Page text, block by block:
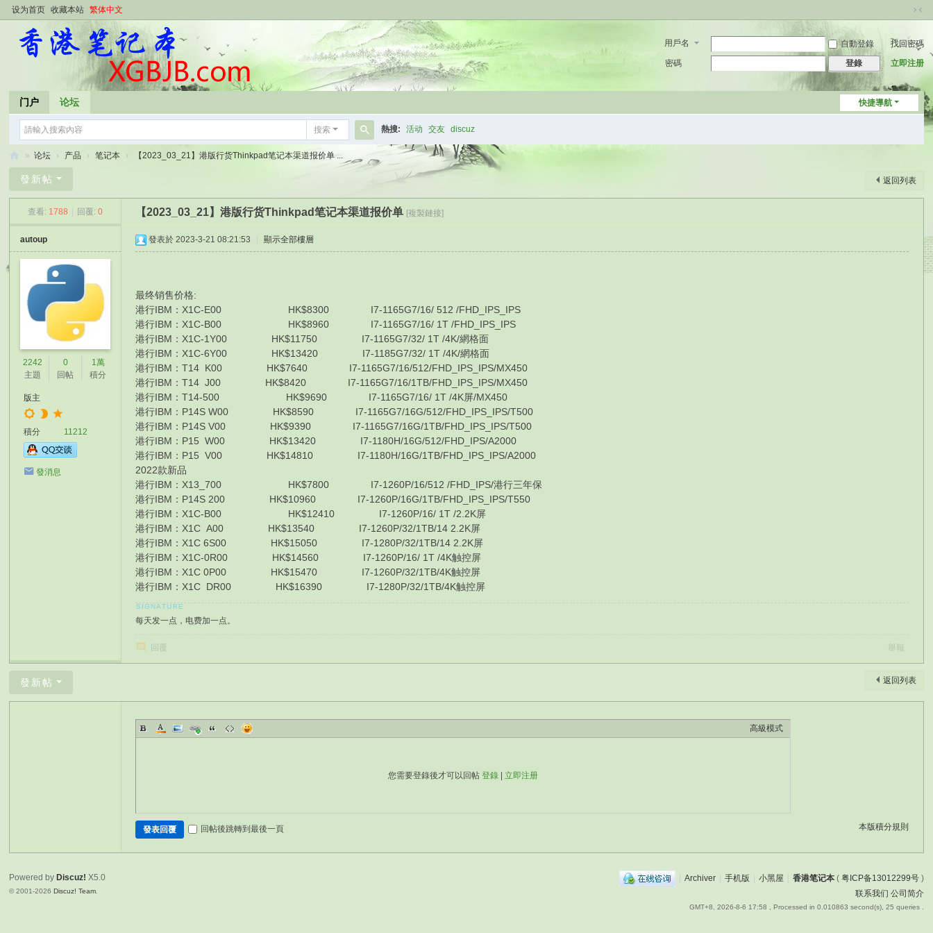
设为首页 收藏本站 繁体中文
切
到
窄
用戶名 自動登錄
找回密碼
密碼
登錄 立即注册
快捷導航
门户 论坛
搜索
搜
索
熱搜: 活动 交友 discuz
港
记
» 论坛 › 产品 › 笔记本 › 【2023_03_21】港版行货Thinkpad笔记本渠道报价单 ...
返回列表
發新帖
查看: 1788 回覆: 0 【2023_03_21】港版行货Thinkpad笔记本渠道报价单 [複製鏈接]
autoup
2242
主題
0
回帖
1萬
積分
版主
積分 11212
發消息
發表於 2023-3-21 08:21:53 顯示全部樓層
最终销售价格:
港行IBM：X1C-E00 HK$8300 I7-1165G7/16/ 512 /FHD_IPS_IPS
港行IBM：X1C-B00 HK$8960 I7-1165G7/16/ 1T /FHD_IPS_IPS
港行IBM：X1C-1Y00 HK$11750 I7-1165G7/32/ 1T /4K/網格面
港行IBM：X1C-6Y00 HK$13420 I7-1185G7/32/ 1T /4K/網格面
港行IBM：T14 K00 HK$7640 I7-1165G7/16/512/FHD_IPS_IPS/MX450
港行IBM：T14 J00 HK$8420 I7-1165G7/16/1TB/FHD_IPS_IPS/MX450
港行IBM：T14-500 HK$9690 I7-1165G7/16/ 1T /4K屏/MX450
港行IBM：P14S W00 HK$8590 I7-1165G7/16G/512/FHD_IPS_IPS/T500
港行IBM：P14S V00 HK$9390 I7-1165G7/16G/1TB/FHD_IPS_IPS/T500
港行IBM：P15 W00 HK$13420 I7-1180H/16G/512/FHD_IPS/A2000
港行IBM：P15 V00 HK$14810 I7-1180H/16G/1TB/FHD_IPS_IPS/A2000
2022款新品
港行IBM：X13_700 HK$7800 I7-1260P/16/512 /FHD_IPS/港行三年保
港行IBM：P14S 200 HK$10960 I7-1260P/16G/1TB/FHD_IPS_IPS/T550
港行IBM：X1C-B00 HK$12410 I7-1260P/16/ 1T /2.2K屏
港行IBM：X1C A00 HK$13540 I7-1260P/32/1TB/14 2.2K屏
港行IBM：X1C 6S00 HK$15050 I7-1280P/32/1TB/14 2.2K屏
港行IBM：X1C-0R00 HK$14560 I7-1260P/16/ 1T /4K触控屏
港行IBM：X1C 0P00 HK$15470 I7-1260P/32/1TB/4K触控屏
港行IBM：X1C DR00 HK$16390 I7-1280P/32/1TB/4K触控屏
每天发一点，电费加一点。
回覆 舉報
返回列表
發新帖
高級模式
您需要登錄後才可以回帖登錄 立即注册
本版積分規則
發表回覆 回帖後跳轉到最後一頁
| Archiver | 手机版 | 小黑屋 | 香港笔记本( 粤ICP备13012299号)
联系我们 公司简介
GMT+8, 2026-8-6 17:58 , Processed in 0.010863 second(s), 25 queries .
Powered by Discuz! X5.0
© 2001-2026Discuz! Team